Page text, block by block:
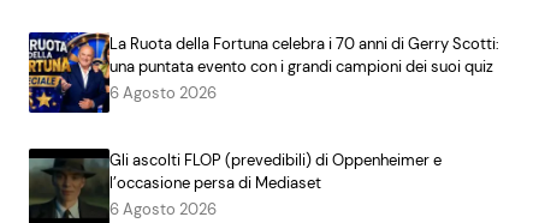
La Ruota della Fortuna celebra i 70 anni di Gerry Scotti:
una puntata evento con i grandi campioni dei suoi quiz
6 Agosto 2026
Gli ascolti FLOP (prevedibili) di Oppenheimer e
l’occasione persa di Mediaset
6 Agosto 2026